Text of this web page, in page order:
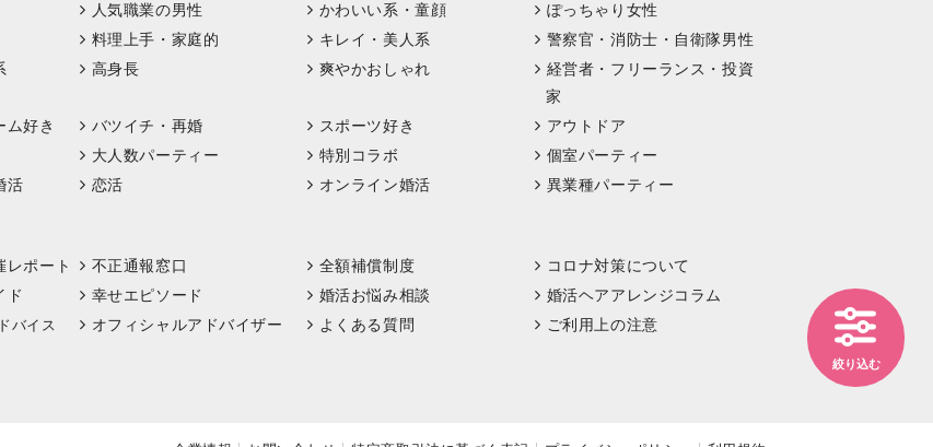
絞り込む
人気職業の男性 かわいい系・童顔
ぽっちゃり女性
料理上手・家庭的 キレイ・美人系
警察官・消防士・自衛隊男性
高身長 爽やかおしゃれ
経営者・フリーランス・投資
家
ム好き
バツイチ・再婚 スポーツ好き
アウトドア
大人数パーティー 特別コラボ
個室パーティー
活
恋活 オンライン婚活
異業種パーティー
レポート 不正通報窓口 全額補償制度
コロナ対策について
ド
幸せエピソード 婚活お悩み相談 婚活ヘアアレンジコラム
バイス オフィシャルアドバイザー よくある質問
ご利用上の注意